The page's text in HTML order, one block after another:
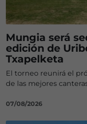
Mungia será
edición de
Txapelketa
El torneo reunirá el
de las mejores
07/08/2026